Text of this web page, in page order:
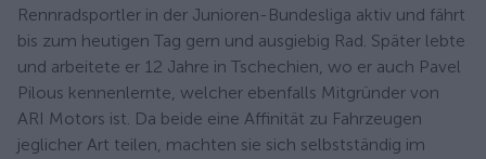
Rennradsportler in der Junioren-Bundesliga aktiv und fährt
bis zum heutigen Tag gern und ausgiebig Rad. Später lebte
und arbeitete er 12 Jahre in Tschechien, wo er auch Pavel
Pilous kennenlernte, welcher ebenfalls Mitgründer von
ARI Motors ist. Da beide eine Affinität zu Fahrzeugen
jeglicher Art teilen, machten sie sich selbstständig im